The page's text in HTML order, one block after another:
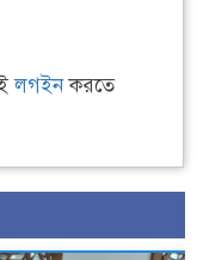
লগইনকরতে